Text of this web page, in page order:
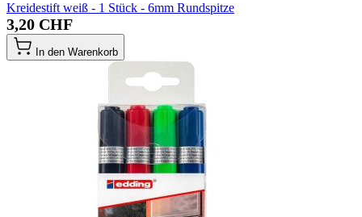
Kreidestift weiß - 1 Stück - 6mm Rundspitze
3,20 CHF
In den Warenkorb